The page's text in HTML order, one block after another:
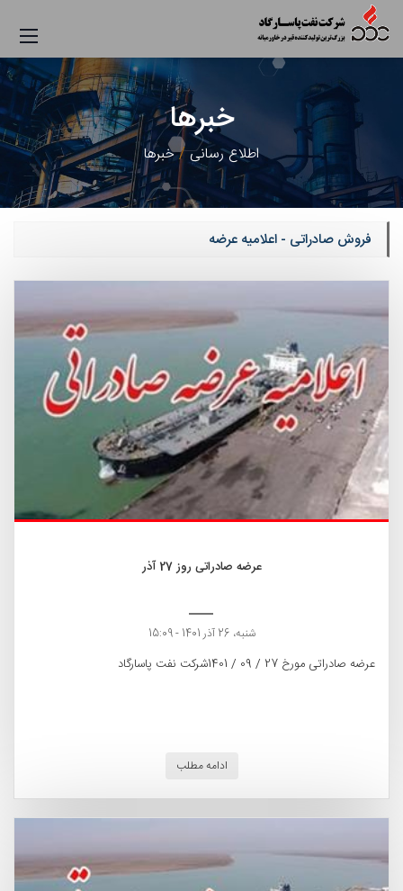
خبرها
اطلاع رسانی خبرها
فروش صادراتی - اعلامیه عرضه
عرضه صادراتی روز 27 آذر
شنبه، 26 آذر 1401 - 15:09
عرضه صادراتی مورخ 27 / 09 / 1401شركت نفت پاسارگاد
ادامه مطلب